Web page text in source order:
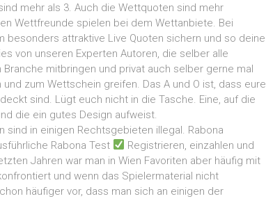
mehr als 3. Auch die Wettquoten sind mehr
Wettfreunde spielen bei dem Wettanbiete. Bei
besonders attraktive Live Quoten sichern und so deine
von unseren Experten Autoren, die selber alle
mitbringen und privat auch selber gerne mal
zum Wettschein greifen. Das A und O ist, dass eure
sind. Lügt euch nicht in die Tasche. Eine, auf die
die ein gutes Design aufweist.
sind in einigen Rechtsgebieten illegal. Rabona
Rabona Test
Registrieren, einzahlen und
Jahren war man in Wien Favoriten aber häufig mit
und wenn das Spielermaterial nicht
häufiger vor, dass man sich an einigen der